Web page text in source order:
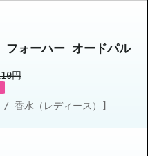
ー オードパル
円
/ 香水（レディース）]